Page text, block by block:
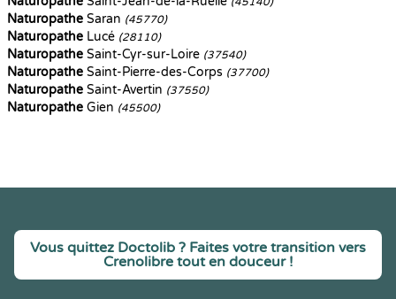
Naturopathe Saran (45770)
Naturopathe Lucé (28110)
Naturopathe Saint-Cyr-sur-Loire (37540)
Naturopathe Saint-Pierre-des-Corps (37700)
Naturopathe Saint-Avertin (37550)
Naturopathe Gien (45500)
Vous quittez Doctolib ? Faites votre transition vers
Crenolibre tout en douceur !